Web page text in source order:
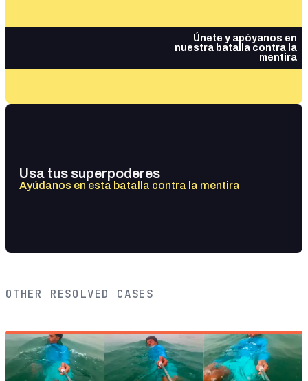
Únete y apóyanos en
nuestra batalla contra la
mentira
Usa tus superpoderes
Ayúdanos en esta batalla contra la mentira
OTHER RESOLVED CASES